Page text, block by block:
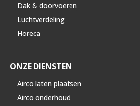
Dak & doorvoeren
Luchtverdeling
Horeca
ONZE DIENSTEN
Airco laten plaatsen
Airco onderhoud